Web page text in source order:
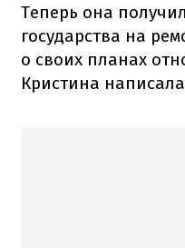
Теперь она
государства на
о своих планах
Кристина написала